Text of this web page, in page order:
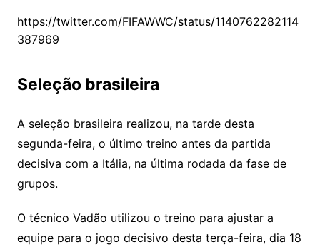
https://twitter.com/FIFAWWC/status/1140762282114
387969
Seleção brasileira
A seleção brasileira realizou, na tarde desta
segunda-feira, o último treino antes da partida
decisiva com a Itália, na última rodada da fase de
grupos.
O técnico Vadão utilizou o treino para ajustar a
equipe para o jogo decisivo desta terça-feira, dia 18